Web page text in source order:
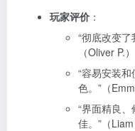
玩家评价 ：
“彻底改变
（Oliver P.）
“容易安装
色。”（
“界面精良
佳。”（Liam